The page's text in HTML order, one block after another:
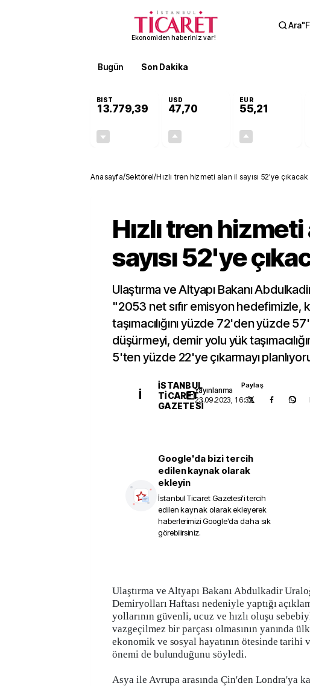
Ekonomiden haberiniz var!
Ara"
Bugün Son Dakika
BIST
13.779,39
USD
47,70
EUR
55,21
Anasayfa/Sektörel/Hızlı tren hizmeti alan il sayısı 52'ye çıkacak
Hızlı tren
sayısı 52'ye
Ulaştırma ve Altyapı Bakanı
"2053 net sıfır emisyon hedefimizle,
taşımacılığını yüzde 72'den yüzde
düşürmeyi, demir yolu yük
5'ten yüzde 22'ye çıkarmayı
İ
İSTANBUL
TICARET
GAZETESI
Yayınlanma
23.09.2023, 16:32
Paylaş
Google'da bizi tercih
edilen kaynak olarak
ekleyin
İstanbul Ticaret Gazetesi'i tercih
edilen kaynak olarak ekleyerek
haberlerimizi Google'da daha sık
görebilirsiniz.
Ulaştırma ve Altyapı Bakanı Abdulkadir
Demiryolları Haftası nedeniyle yaptığı
yollarının güvenli, ucuz ve hızlı oluşu
vazgeçilmez bir parçası olmasının yanında
ekonomik ve sosyal hayatının ötesinde tarihi
önemi de bulunduğunu söyledi.
Asya ile Avrupa arasında Çin'den Londra'ya